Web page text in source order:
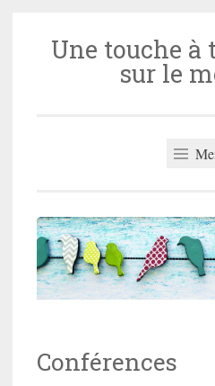
Aller
Une touche à
sur le
Conférences